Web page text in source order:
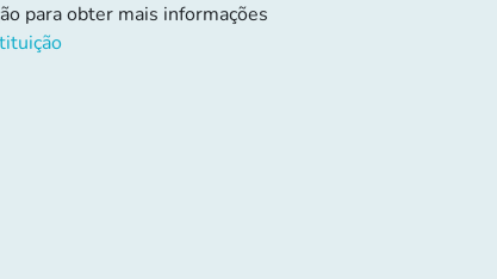
para obter mais informações